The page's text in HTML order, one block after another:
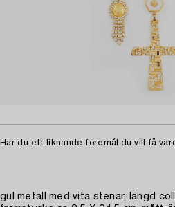
Har du ett liknande föremål du vill få
gul metall med vita stenar, längd